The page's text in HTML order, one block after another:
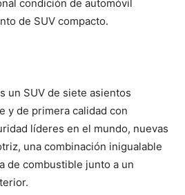
condición de automóvil
de SUV compacto.
un SUV de siete asientos
y de primera calidad con
líderes en el mundo, nuevas
una combinación inigualable
de combustible junto a un